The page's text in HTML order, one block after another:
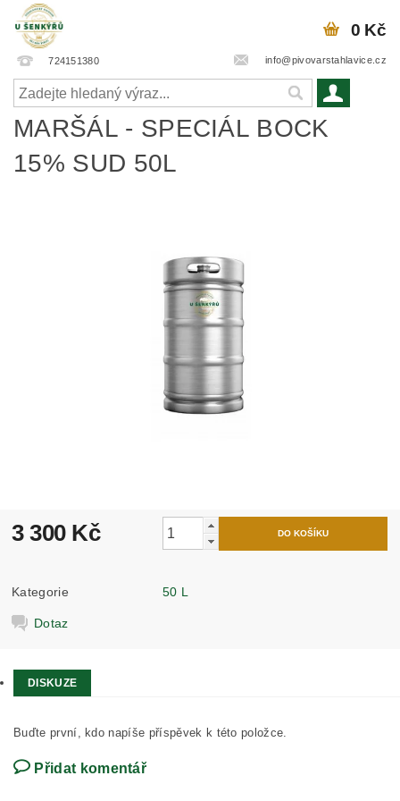
724151380 info@pivovarstahlavice.cz
0 Kč
MARŠÁL - SPECIÁL BOCK
15% SUD 50L
3 300 Kč
Kategorie 50 L
Dotaz
DISKUZE
Buďte první, kdo napíše příspěvek k této položce.
Přidat komentář